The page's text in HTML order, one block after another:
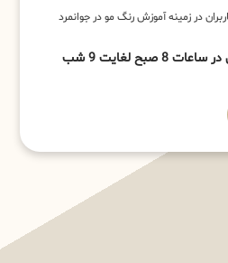
در زمینه آموزش رنگ مو در جوانمرد
کارشناسان ما بصورت تلفنی در ساعات 8 صبح لغایت 9 شب